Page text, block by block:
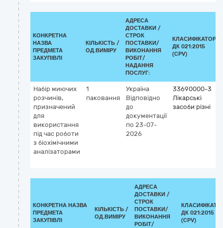
КОНКРЕТНА
НАЗВА
ПРЕДМЕТА
ЗАКУПІВЛІ
КІЛЬКІСТЬ /
ОД.ВИМІРУ
АДРЕСА
ДОСТАВКИ /
СТРОК
ПОСТАВКИ/
ВИКОНАННЯ
РОБІТ/
НАДАННЯ
ПОСЛУГ:
КЛАСИФІКАТОР
ДК 021:2015
(CPV)
Набір миючих
розчинів,
призначений
для
використання
під час роботи
з біохімічними
аналізаторами
1
паковання
Україна
Відповідно
до
документації
по 23-07-
2026
33690000-3
Лікарські
засоби різні
КОНКРЕТНА НАЗВА
ПРЕДМЕТА
ЗАКУПІВЛІ
КІЛЬКІСТЬ /
ОД.ВИМІРУ
АДРЕСА
ДОСТАВКИ /
СТРОК
ПОСТАВКИ/
ВИКОНАННЯ
РОБІТ/
ДК 021:2015
(CPV)